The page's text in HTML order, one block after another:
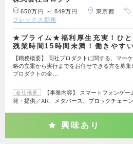
650万円 ～ 849万円 東京都
フレックス勤務
★プライム★福利厚生充実！ひと
残業時間15時間未満！働きやす
【職務概要】 同社プロダクトに関する、マー
略の立案から実行までをお任せできる方を募集
プロダクトの企…
会社概要
【事業内容】 スマートフォンゲ
発・提供／XR、メタバース、ブロックチェー
興味あり